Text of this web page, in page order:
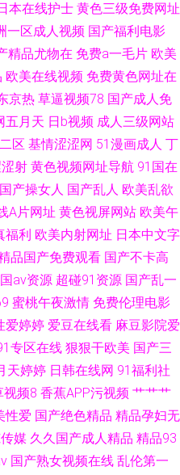
91中文国产视频 含羞草AV影院 91
亚洲色的图
本在线护士 黄色三级免费网址
一区成人视频 国产福利电影
精品尤物在 免费a一毛片 欧美
欧美在线视频 免费黄色网址在
京热 草逼视频78 国产成人免
五月天 日b视频 成人三级网站
区 基情涩涩网 51漫画成人 丁
射 黄色视频网址导航 91国在
国产操女人 国产乱人 欧美乱欲
A片网址 黄色视屏网站 欧美午
福利 欧美内射网址 日本中文字
品国产免费观看 国产不卡高
av资源 超碰91资源 国产乱一
蜜桃午夜激情 免费伦理电影
爱婷婷 爱豆在线看 麻豆影院爱
专区在线 狠狠干欧美 国产三
天婷婷 日韩在线网 91福利社
视频8 香蕉APP污视频 艹艹艹
性爱 国产绝色精品 精品孕妇无
媒 久久国产成人精品 精品93
国产熟女视频在线 乱伦第一